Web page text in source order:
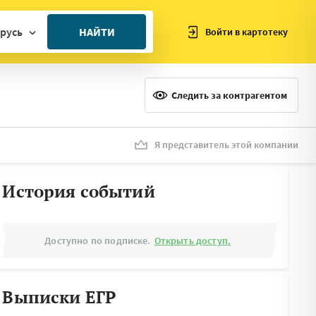
НАЙТИ Войти в картотеку
Следить за контрагентом
Я представитель этой компании
История событий
Доступно по подписке. Открыть доступ.
Выписки ЕГР